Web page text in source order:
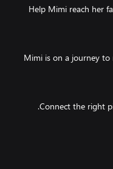
Help Mimi reach her
Mimi is on a journey to